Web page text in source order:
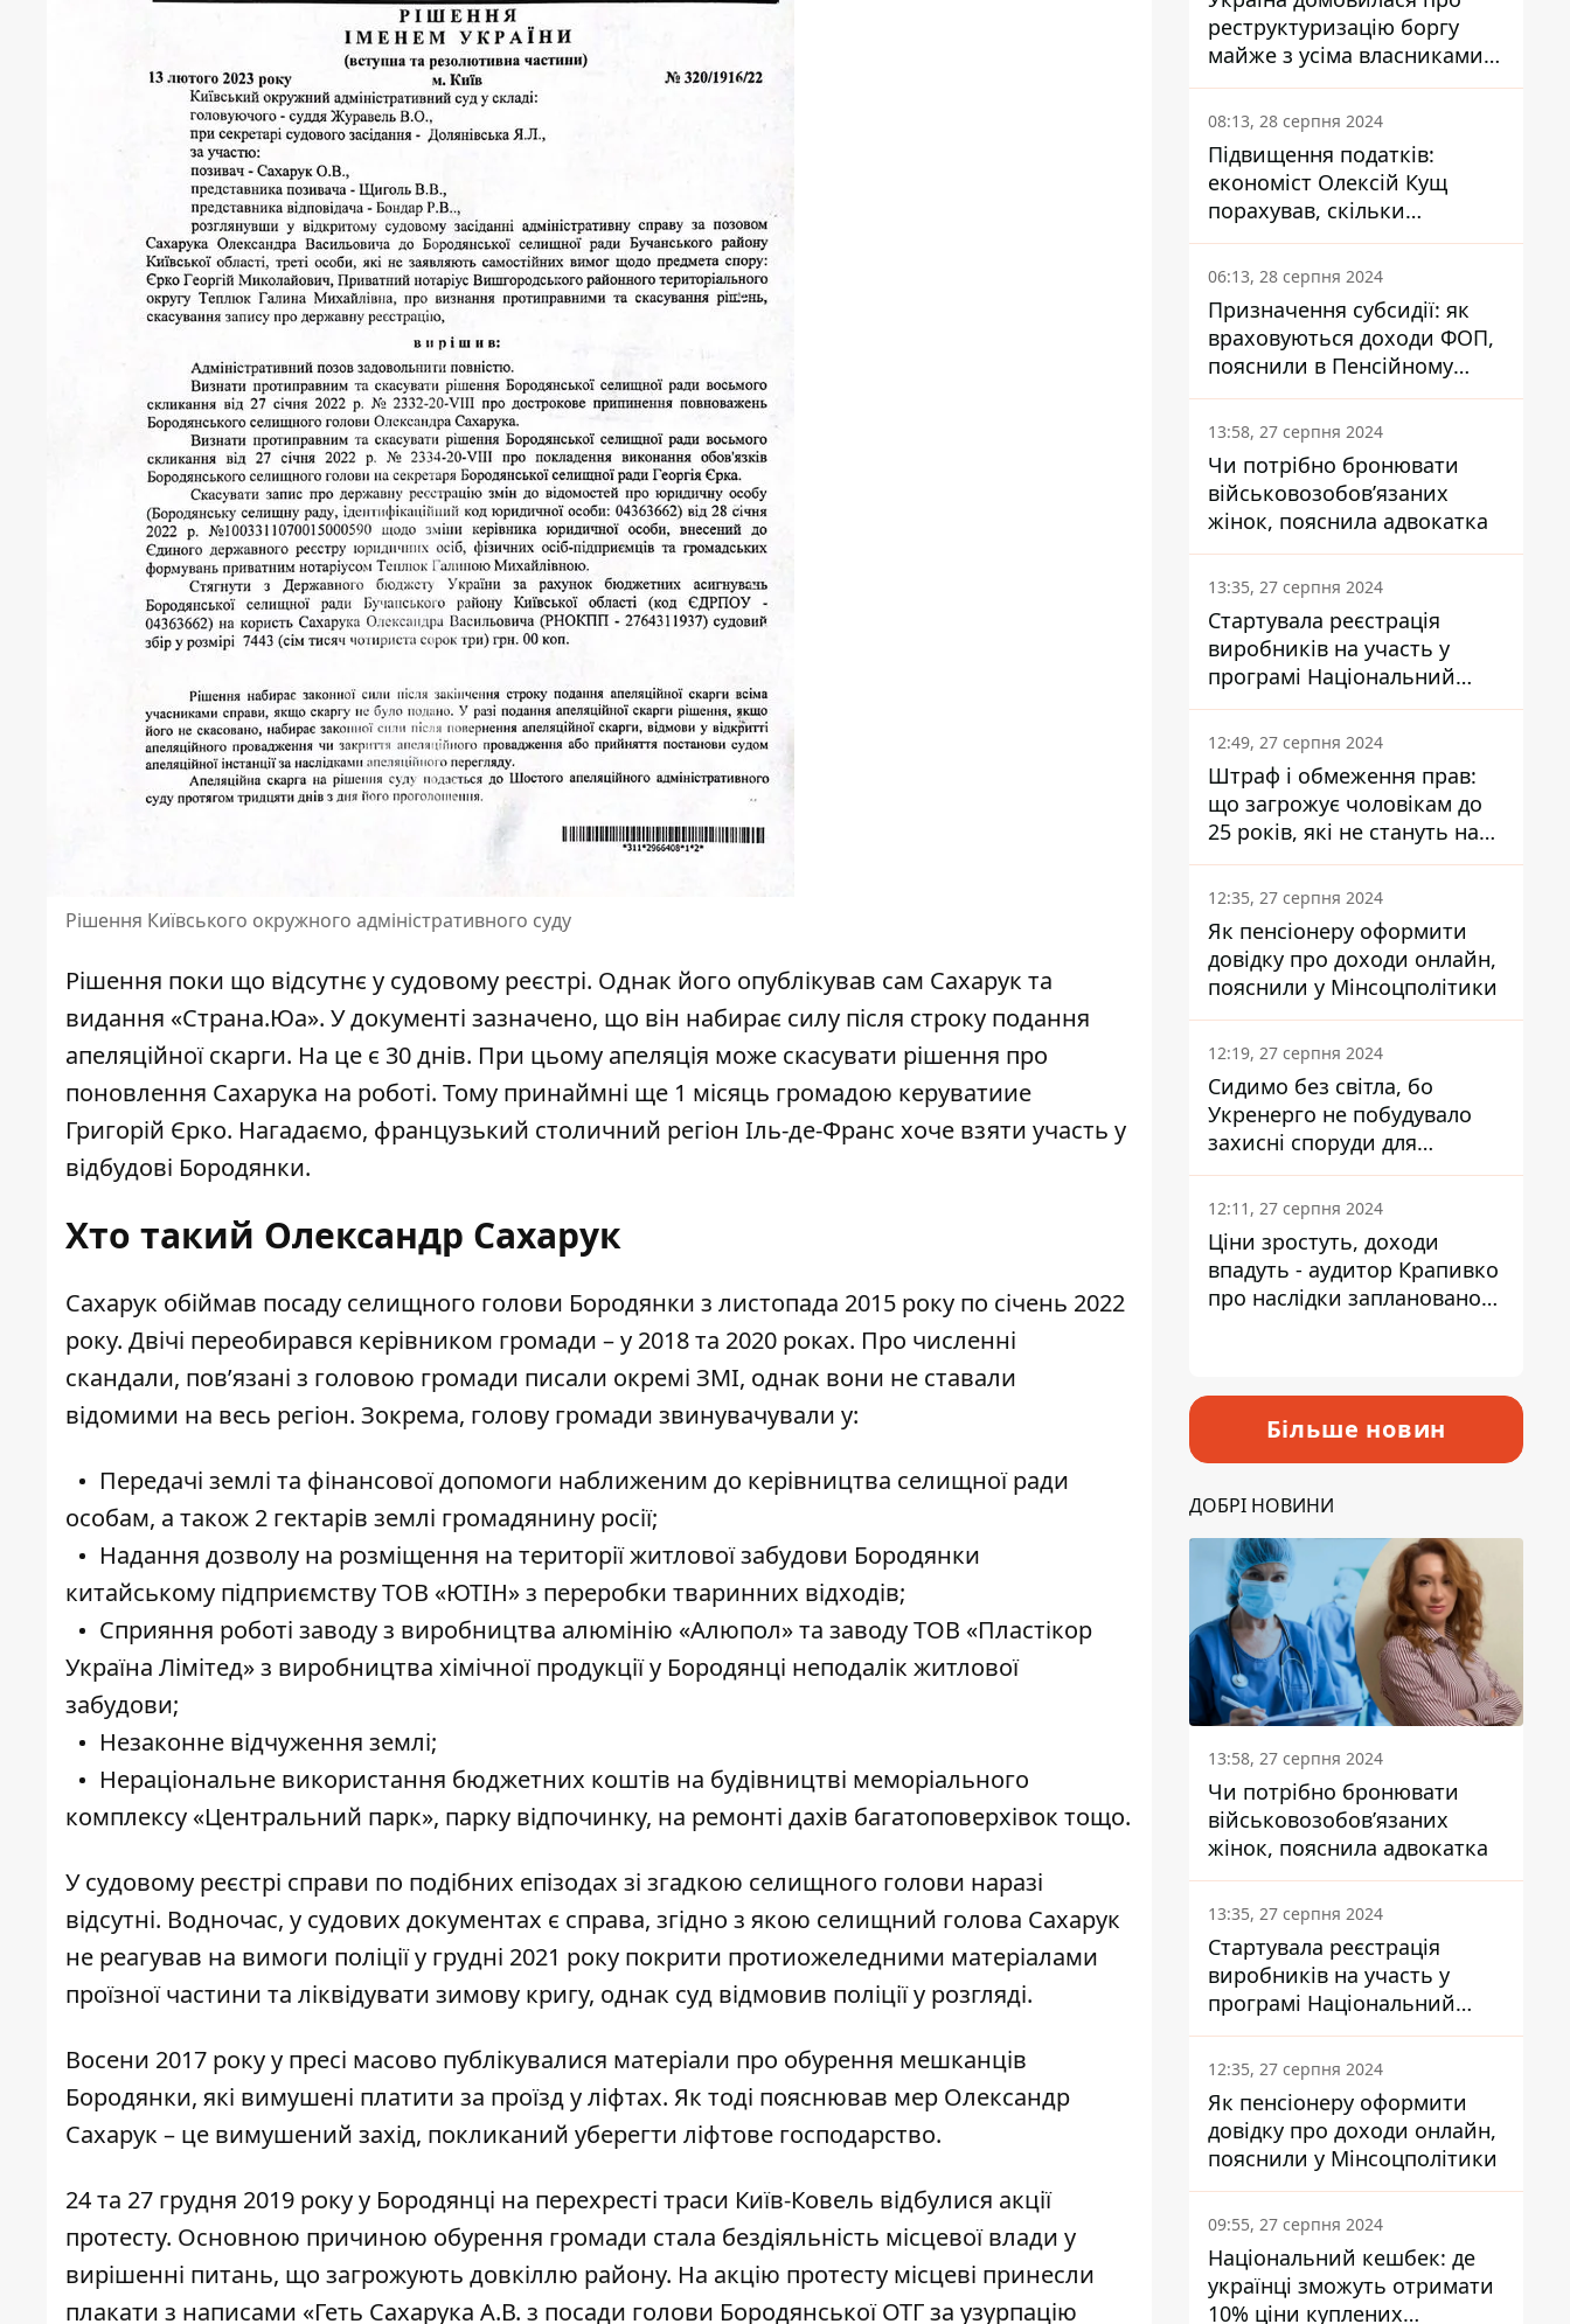
Рішення Київського окружного адміністративного суду
Рішення поки що відсутнє у судовому реєстрі. Однак його опублікував сам Сахарук та
видання «Страна.Юа». У документі зазначено, що він набирає силу після строку подання
апеляційної скарги. На це є 30 днів. При цьому апеляція може скасувати рішення про
поновлення Сахарука на роботі. Тому принаймні ще 1 місяць громадою керуватиие
Григорій Єрко. Нагадаємо, французький столичний регіон Іль-де-Франс хоче взяти участь у
відбудові Бородянки.
Хто такий Олександр Сахарук
Сахарук обіймав посаду селищного голови Бородянки з листопада 2015 року по січень 2022
року. Двічі переобирався керівником громади – у 2018 та 2020 роках. Про численні
скандали, пов’язані з головою громади писали окремі ЗМІ, однак вони не ставали
відомими на весь регіон. Зокрема, голову громади звинувачували у:
Передачі землі та фінансової допомоги наближеним до керівництва селищної ради
особам, а також 2 гектарів землі громадянину росії;
Надання дозволу на розміщення на території житлової забудови Бородянки
китайському підприємству ТОВ «ЮТІН» з переробки тваринних відходів;
Сприяння роботі заводу з виробництва алюмінію «Алюпол» та заводу ТОВ «Пластікор
Україна Лімітед» з виробництва хімічної продукції у Бородянці неподалік житлової
забудови;
Незаконне відчуження землі;
Нераціональне використання бюджетних коштів на будівництві меморіального
комплексу «Центральний парк», парку відпочинку, на ремонті дахів багатоповерхівок тощо.
У судовому реєстрі справи по подібних епізодах зі згадкою селищного голови наразі
відсутні. Водночас, у судових документах є справа, згідно з якою селищний голова Сахарук
не реагував на вимоги поліції у грудні 2021 року покрити протиожеледними матеріалами
проїзної частини та ліквідувати зимову кригу, однак суд відмовив поліції у розгляді.
Восени 2017 року у пресі масово публікувалися матеріали про обурення мешканців
Бородянки, які вимушені платити за проїзд у ліфтах. Як тоді пояснював мер Олександр
Сахарук – це вимушений захід, покликаний уберегти ліфтове господарство.
24 та 27 грудня 2019 року у Бородянці на перехресті траси Київ-Ковель відбулися акції
протесту. Основною причиною обурення громади стала бездіяльність місцевої влади у
вирішенні питань, що загрожують довкіллю району. На акцію протесту місцеві принесли
плакати з написами «Геть Сахарука А.В. з посади голови Бородянської ОТГ за узурпацію
реструктуризацію боргу
майже з усіма власниками
єврооблігацій: що це
означає для країни
08:13, 28 серпня 2024
Підвищення податків:
економіст Олексій Кущ
порахував, скільки
заплатить кожен українець
06:13, 28 серпня 2024
Призначення субсидії: як
враховуються доходи ФОП,
пояснили в Пенсійному
фонді
13:58, 27 серпня 2024
Чи потрібно бронювати
військовозобов’язаних
жінок, пояснила адвокатка
13:35, 27 серпня 2024
Стартувала реєстрація
виробників на участь у
програмі Національний
кешбек: як це зробити
через портал Дія
12:49, 27 серпня 2024
Штраф і обмеження прав:
що загрожує чоловікам до
25 років, які не стануть на
військовий облік
12:35, 27 серпня 2024
Як пенсіонеру оформити
довідку про доходи онлайн,
пояснили у Мінсоцполітики
12:19, 27 серпня 2024
Сидимо без світла, бо
Укренерго не побудувало
захисні споруди для
енергетики - нардеп
Кучеренко
12:11, 27 серпня 2024
Ціни зростуть, доходи
впадуть - аудитор Крапивко
про наслідки запланованого
Більше новин
ДОБРІ НОВИНИ
13:58, 27 серпня 2024
Чи потрібно бронювати
військовозобов’язаних
жінок, пояснила адвокатка
13:35, 27 серпня 2024
Стартувала реєстрація
виробників на участь у
програмі Національний
кешбек: як це зробити
через портал Дія
12:35, 27 серпня 2024
Як пенсіонеру оформити
довідку про доходи онлайн,
пояснили у Мінсоцполітики
09:55, 27 серпня 2024
Національний кешбек: де
українці зможуть отримати
10% ціни куплених